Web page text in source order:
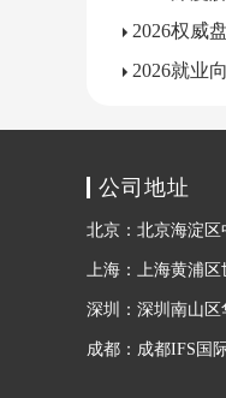
公司地址
北京：北京海淀区
上海：上海黄浦
深圳：深圳南山区
成都：成都IFS国